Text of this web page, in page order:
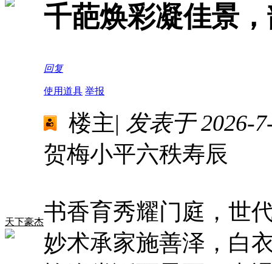
千葩焕彩凝佳景
回复
使用道具 举报
天下豪杰
楼主| 发表于 2026-
贺梅小平六秩寿辰
书香育秀耀门庭，世
妙术承家施善泽，白